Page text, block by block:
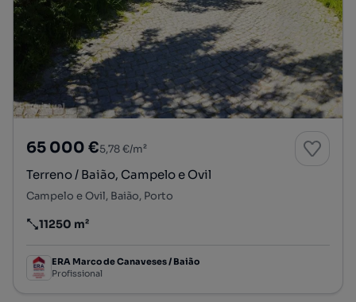
65 000 €5,78 €/m²
Terreno / Baião, Campelo e Ovil
Campelo e Ovil, Baião, Porto
Preço por metro quadrado
11250 m²
ERA Marco de Canaveses / Baião
Profissional